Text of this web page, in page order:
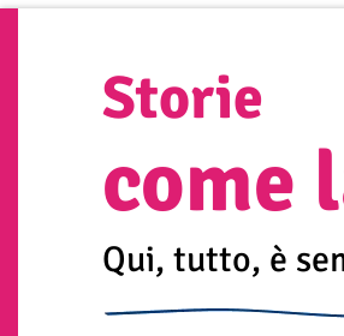
Storie
come
Qui, tutto, è